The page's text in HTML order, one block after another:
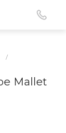
/
Mallet